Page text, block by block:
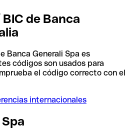
de Banca
Banca Generali Spa es
códigos son usados para
el código correcto con el
internacionales